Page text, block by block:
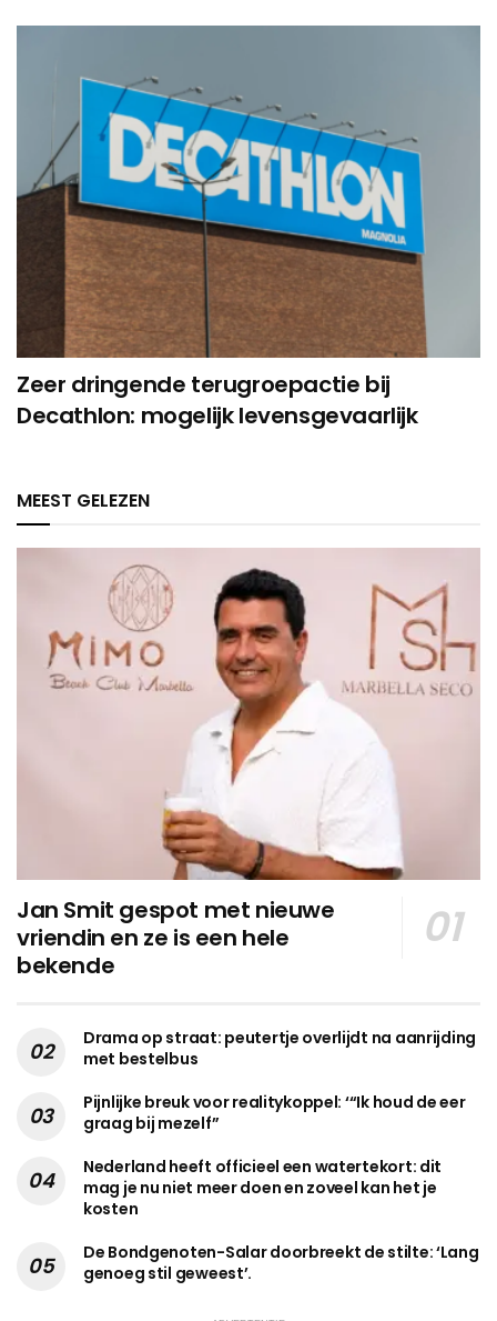
Zeer dringende terugroepactie bij
Decathlon: mogelijk levensgevaarlijk
MEEST GELEZEN
Jan Smit gespot met nieuwe
vriendin en ze is een hele
bekende
Drama op straat: peutertje overlijdt na aanrijding
met bestelbus
Pijnlijke breuk voor realitykoppel: ‘“Ik houd de eer
graag bij mezelf”
Nederland heeft officieel een watertekort: dit
mag je nu niet meer doen en zoveel kan het je
kosten
De Bondgenoten-Salar doorbreekt de stilte: ‘Lang
genoeg stil geweest’.